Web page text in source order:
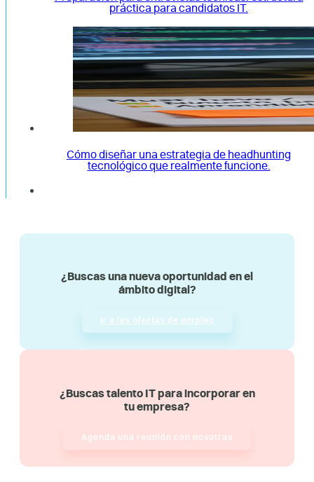
práctica para candidatos IT.
Cómo diseñar una estrategia de headhunting
tecnológico que realmente funcione.
¿Buscas una nueva oportunidad en el
ámbito digital?
Ir a las ofertas de empleo
¿Buscas talento IT para incorporar en
tu empresa?
Agenda una reunión con nosotras